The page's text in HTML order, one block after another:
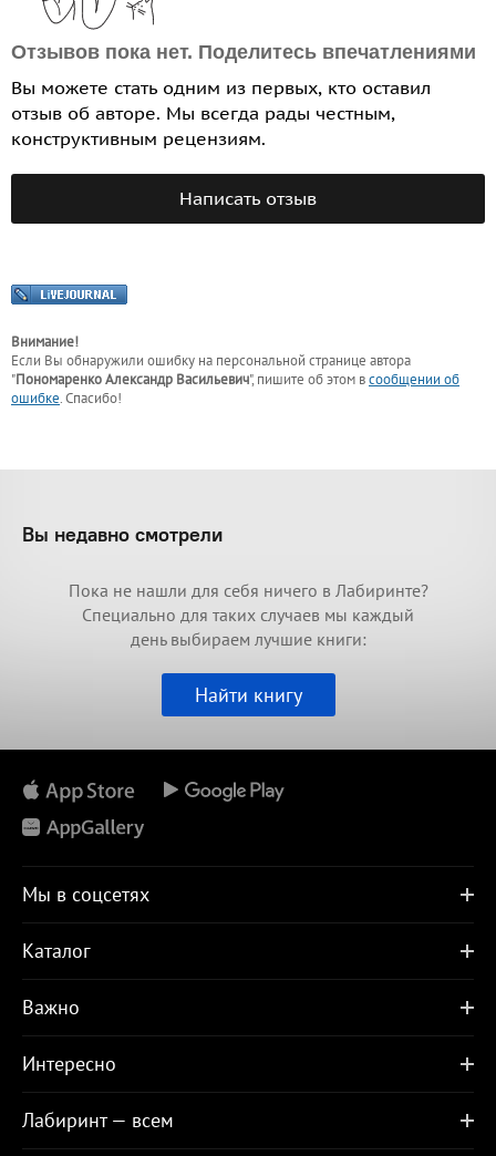
Отзывов пока нет. Поделитесь впечатлениями
Вы можете стать одним из первых, кто оставил
отзыв об авторе. Мы всегда рады честным,
конструктивным рецензиям.
Написать отзыв
Внимание!
Если Вы обнаружили ошибку на персональной странице автора
"Пономаренко Александр Васильевич", пишите об этом всообщении об
ошибке. Спасибо!
Вы недавно смотрели
Пока не нашли для себя ничего в Лабиринте?
Специально для таких случаев мы каждый
день выбираем лучшие книги:
Найти книгу
Мы в соцсетях
Каталог
Важно
Интересно
Лабиринт — всем